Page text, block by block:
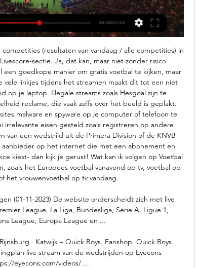
(resultaten van vandaag / alle competities) in
sectie. Ja, dat kan, maar niet zonder risico.
een goedkope manier om gratis voetbal te kijken, maar
vele linkjes tijdens het streamen maakt dit tot een niet
op je laptop. Illegale streams zoals Hesgoal zijn te
reclame, die vaak zelfs over het beeld is geplakt.
malware en spyware op je computer of telefoon te
irrelevante eisen gesteld zoals registreren op andere
van een wedstrijd uit de Primera Division of de KNVB
op het internet die met een abonement en
kiest- dan kijk je gerust! Wat kan ik volgen op Voetbal
zoals het Europees voetbal vanavond op tv, voetbal op
het vrouwenvoetbal op tv vandaag.
(01-11-2023) De website onderscheidt zich met live
League, La Liga, Bundesliga, Serie A, Ligue 1,
League, Europa League en ...
· Katwijk – Quick Boys. Fanshop. Quick Boys
live stream van de wedstrijden op Eyecons
eyecons.com/videos/ ...